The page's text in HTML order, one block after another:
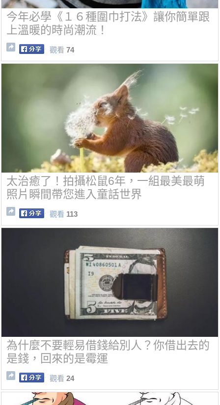
今年必學《１６種圍巾打法》讓你簡單跟
上溫暖的時尚潮流！
觀看 74
太治癒了！拍攝松鼠6年，一組最美最萌
照片瞬間帶您進入童話世界
觀看 113
為什麼不要輕易借錢給別人？你借出去的
是錢，回來的是霉運
觀看 24